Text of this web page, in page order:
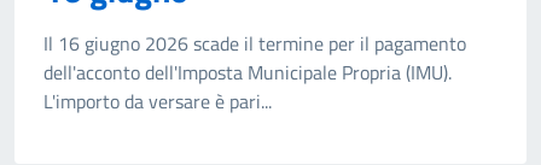
Il 16 giugno 2026 scade il termine per il pagamento
dell'acconto dell'Imposta Municipale Propria (IMU).
L'importo da versare è pari...